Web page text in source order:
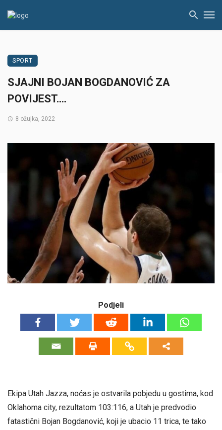
SPORT
SJAJNI BOJAN BOGDANOVIĆ ZA
POVIJEST….
8 ožujka, 2022
Podjeli
Ekipa Utah Jazza, noćas je ostvarila pobjedu u gostima, kod
Oklahoma city, rezultatom 103:116, a Utah je predvodio
fatastični Bojan Bogdanović, koji je ubacio 11 trica, te tako